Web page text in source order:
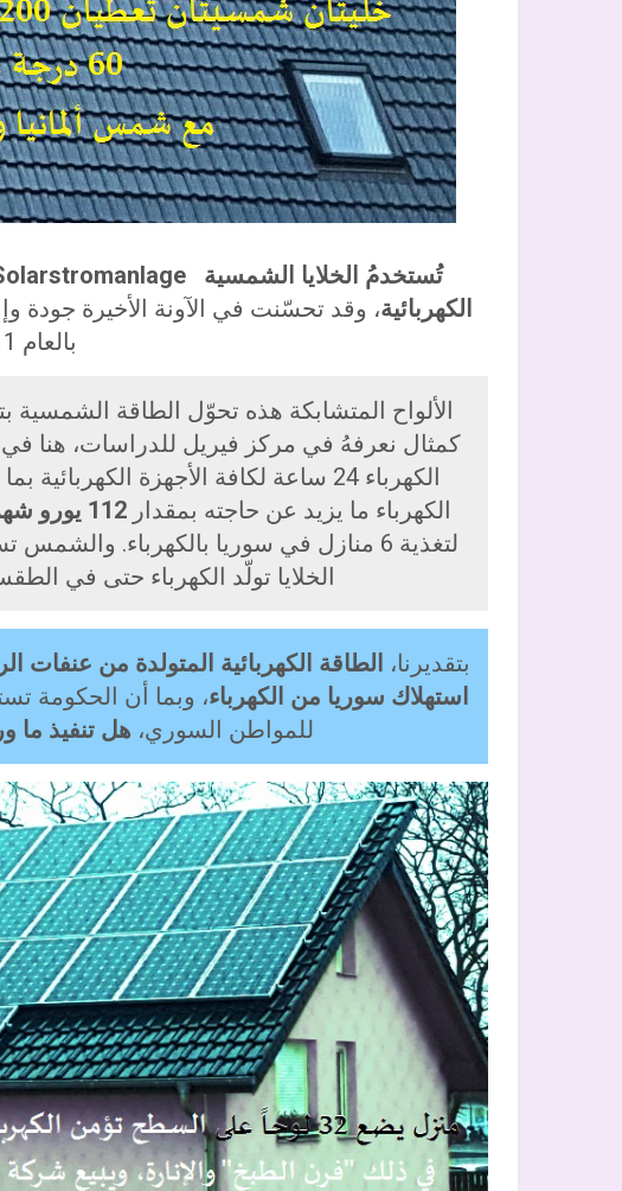
تُستخدمُ الخلايا الشمسية Solargenerator und Solarstromanlage
الكهربائية
بالعام 2011.
الألواح المتشابكة هذه تحوّل الطاقة الشمسية
كمثال نعرفهُ في مركز فيريل للدراسات، هنا
الكهرباء 24 ساعة لكافة الأجهزة
الكهرباء ما يزيد عن حاجته بمقدار 112 يورو شهرياً
لتغذية 6 منازل في سوريا بالكهرباء.
الخلايا تولّد الكهرباء حتى في
بتقديرنا،
استهلاك سوريا من الكهرباء، وبما أن الحكومة
للمواطن السوري، هل تنفيذ ما